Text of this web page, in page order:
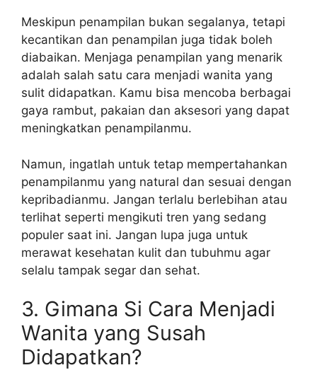
Meskipun penampilan bukan segalanya, tetapi
kecantikan dan penampilan juga tidak boleh
diabaikan. Menjaga penampilan yang menarik
adalah salah satu cara menjadi wanita yang
sulit didapatkan. Kamu bisa mencoba berbagai
gaya rambut, pakaian dan aksesori yang dapat
meningkatkan penampilanmu.
Namun, ingatlah untuk tetap mempertahankan
penampilanmu yang natural dan sesuai dengan
kepribadianmu. Jangan terlalu berlebihan atau
terlihat seperti mengikuti tren yang sedang
populer saat ini. Jangan lupa juga untuk
merawat kesehatan kulit dan tubuhmu agar
selalu tampak segar dan sehat.
3. Gimana Si Cara Menjadi
Wanita yang Susah
Didapatkan?